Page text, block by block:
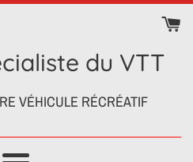
du VTT
VÉHICULE RÉCRÉATIF